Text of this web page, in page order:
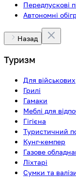
Передпускові
Автономні
Назад
Туризм
Для військових
Грилі
Гамаки
Меблі для
Гігієна
Туристичний
Кунг-кемпер
Газове
Ліхтарі
Сумки та